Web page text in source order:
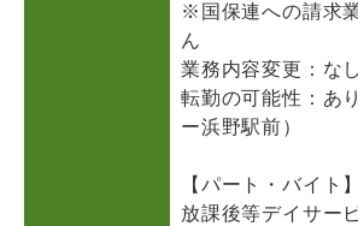
※国保連への請求
ん
業務内容変更：なし
転勤の可能性：あ
ー浜野駅前）
【パート・バイト】
放課後等デイサー